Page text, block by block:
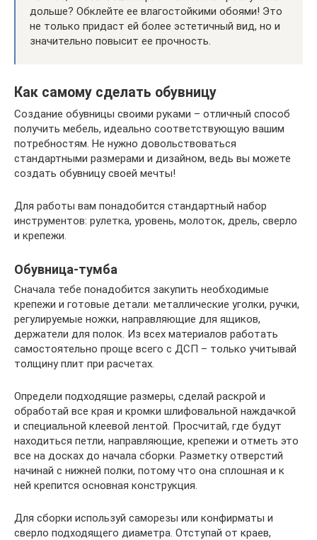
дольше? Обклейте ее влагостойкими обоями! Это
не только придаст ей более эстетичный вид, но и
значительно повысит ее прочность.
Как самому сделать обувницу
Создание обувницы своими руками – отличный способ
получить мебель, идеально соответствующую вашим
потребностям. Не нужно довольствоваться
стандартными размерами и дизайном, ведь вы можете
создать обувницу своей мечты!
Для работы вам понадобится стандартный набор
инструментов: рулетка, уровень, молоток, дрель, сверло
и крепежи.
Обувница-тумба
Сначала тебе понадобится закупить необходимые
крепежи и готовые детали: металлические уголки, ручки,
регулируемые ножки, направляющие для ящиков,
держатели для полок. Из всех материалов работать
самостоятельно проще всего с ДСП – только учитывай
толщину плит при расчетах.
Определи подходящие размеры, сделай раскрой и
обработай все края и кромки шлифовальной наждачкой
и специальной клеевой лентой. Просчитай, где будут
находиться петли, направляющие, крепежи и отметь это
все на досках до начала сборки. Разметку отверстий
начинай с нижней полки, потому что она сплошная и к
ней крепится основная конструкция.
Для сборки используй саморезы или конфирматы и
сверло подходящего диаметра. Отступай от краев,